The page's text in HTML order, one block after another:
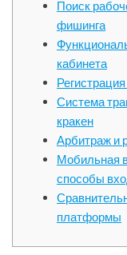
Поиск
фишинга
кабинета
Система
кракен
Арбитраж и
Мобильная
способы
платформы